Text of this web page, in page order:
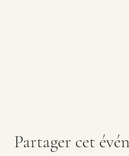
Partager cet